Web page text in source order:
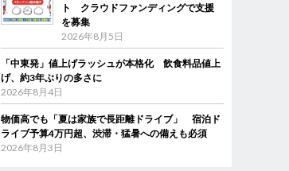
ト クラウドファンディングで支援
を募集
2026年8月5日
「中東発」値上げラッシュが本格化 飲食料品値上
げ、約3年ぶりの多さに
2026年8月4日
物価高でも「夏は家族で長距離ドライブ」 宿泊ド
ライブ予算4万円超、渋滞・猛暑への備えも必須
2026年8月3日